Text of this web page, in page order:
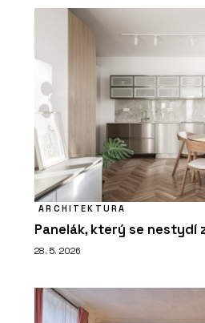
ARCHITEKTURA
Panelák, který se nestydí
28. 5. 2026